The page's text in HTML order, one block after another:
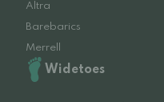
Altra
Barebarics
Merrell
Widetoes